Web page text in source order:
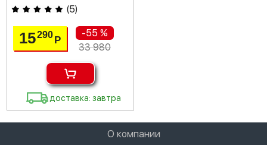
(5)
15290Р
-55 %
33 980
доставка: завтра
О компании